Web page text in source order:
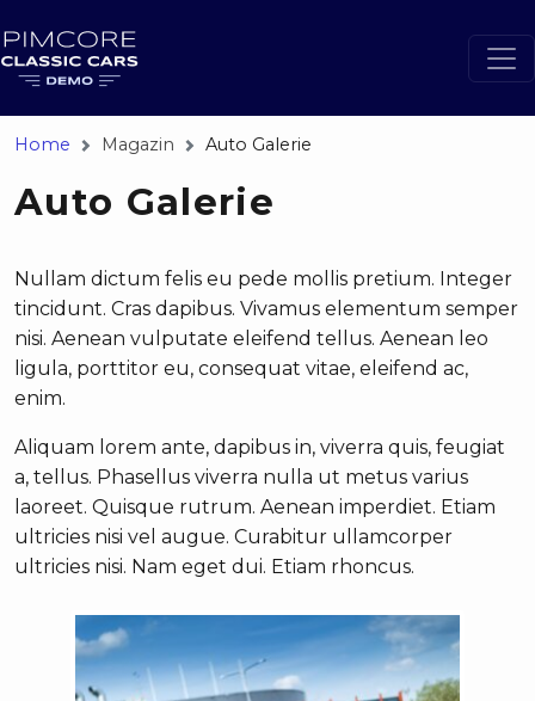
Home Magazin Auto Galerie
Auto Galerie
Nullam dictum felis eu pede mollis pretium. Integer
tincidunt. Cras dapibus. Vivamus elementum semper
nisi. Aenean vulputate eleifend tellus. Aenean leo
ligula, porttitor eu, consequat vitae, eleifend ac,
enim.
Aliquam lorem ante, dapibus in, viverra quis, feugiat
a, tellus. Phasellus viverra nulla ut metus varius
laoreet. Quisque rutrum. Aenean imperdiet. Etiam
ultricies nisi vel augue. Curabitur ullamcorper
ultricies nisi. Nam eget dui. Etiam rhoncus.